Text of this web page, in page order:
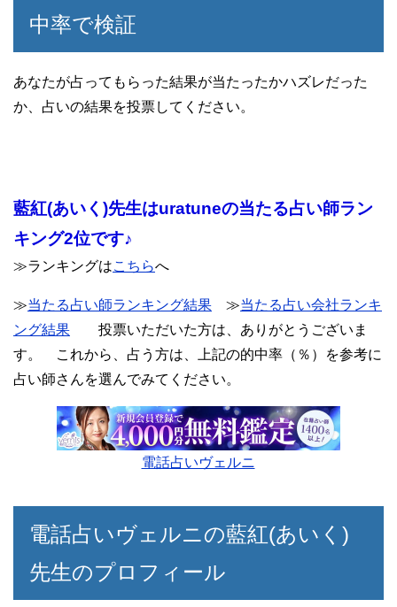
中率で検証
あなたが占ってもらった結果が当たったかハズレだった
か、占いの結果を投票してください。
藍紅(あいく)先生はuratuneの当たる占い師ラン
キング2位です♪
≫ランキングはこちらへ
≫当たる占い師ランキング結果 ≫当たる占い会社ランキ
ング結果 投票いただいた方は、ありがとうございま
す。 これから、占う方は、上記の的中率（％）を参考に
占い師さんを選んでみてください。
電話占いヴェルニ
電話占いヴェルニの藍紅(あいく)
先生のプロフィール